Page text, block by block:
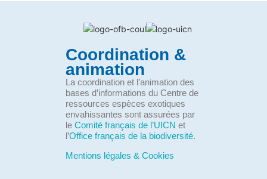
Coordination &
animation
La coordination et l’animation des
bases d’informations du Centre de
ressources espèces exotiques
envahissantes sont assurées par
le Comité français de l’UICN et
l’Office français de la biodiversité.
Mentions légales & Cookies